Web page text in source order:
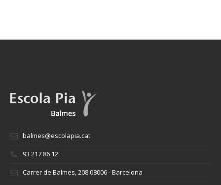
balmes@escolapia.cat
93 217 86 12
Carrer de Balmes, 208 08006 - Barcelona